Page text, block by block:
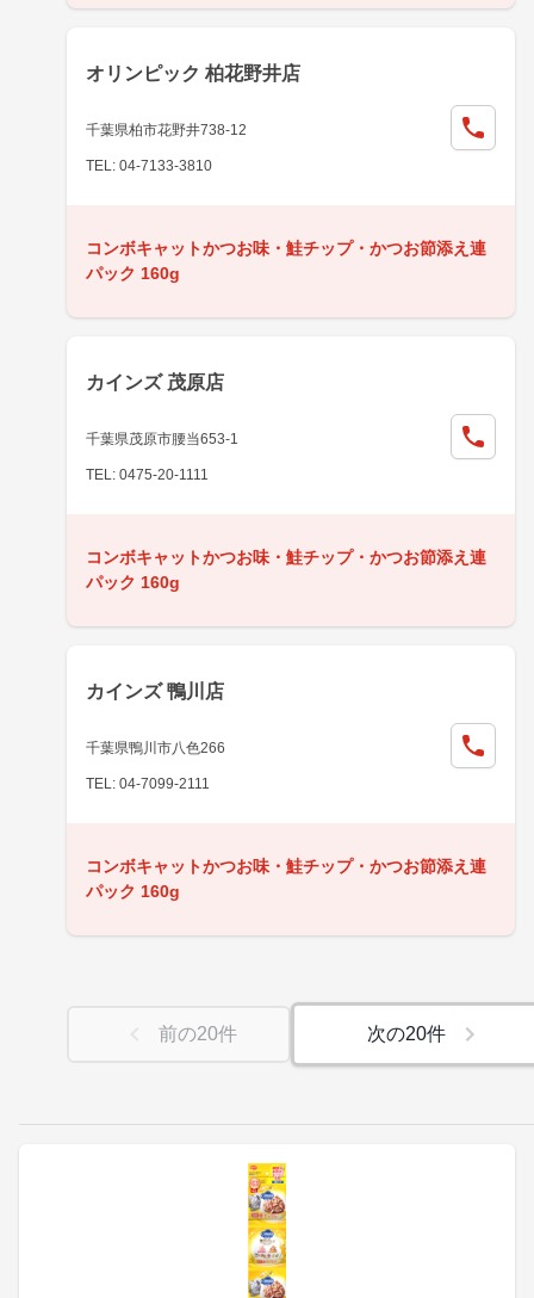
オリンピック 柏花野井店
千葉県柏市花野井738-12
TEL: 04-7133-3810
コンボキャットかつお味・鮭チップ・かつお節添え連
パック 160g
カインズ 茂原店
千葉県茂原市腰当653-1
TEL: 0475-20-1111
コンボキャットかつお味・鮭チップ・かつお節添え連
パック 160g
カインズ 鴨川店
千葉県鴨川市八色266
TEL: 04-7099-2111
コンボキャットかつお味・鮭チップ・かつお節添え連
パック 160g
前の20件 次の20件